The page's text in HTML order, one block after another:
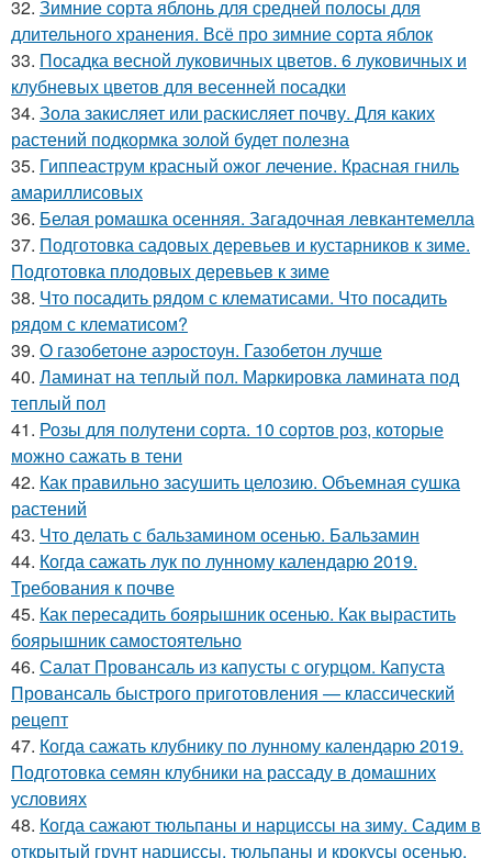
32. Зимние сорта яблонь для средней полосы для
длительного хранения. Всё про зимние сорта яблок
33. Посадка весной луковичных цветов. 6 луковичных и
клубневых цветов для весенней посадки
34. Зола закисляет или раскисляет почву. Для каких
растений подкормка золой будет полезна
35. Гиппеаструм красный ожог лечение. Красная гниль
амариллисовых
36. Белая ромашка осенняя. Загадочная левкантемелла
37. Подготовка садовых деревьев и кустарников к зиме.
Подготовка плодовых деревьев к зиме
38. Что посадить рядом с клематисами. Что посадить
рядом с клематисом?
39. О газобетоне аэростоун. Газобетон лучше
40. Ламинат на теплый пол. Маркировка ламината под
теплый пол
41. Розы для полутени сорта. 10 сортов роз, которые
можно сажать в тени
42. Как правильно засушить целозию. Объемная сушка
растений
43. Что делать с бальзамином осенью. Бальзамин
44. Когда сажать лук по лунному календарю 2019.
Требования к почве
45. Как пересадить боярышник осенью. Как вырастить
боярышник самостоятельно
46. Салат Провансаль из капусты с огурцом. Капуста
Провансаль быстрого приготовления — классический
рецепт
47. Когда сажать клубнику по лунному календарю 2019.
Подготовка семян клубники на рассаду в домашних
условиях
48. Когда сажают тюльпаны и нарциссы на зиму. Садим в
открытый грунт нарциссы, тюльпаны и крокусы осенью.